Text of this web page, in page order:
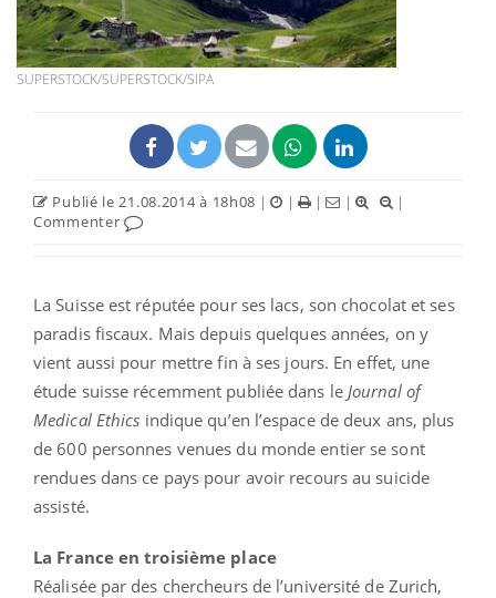
SUPERSTOCK/SUPERSTOCK/SIPA
Publié le 21.08.2014 à 18h08 | | | |
|
Commenter
La Suisse est réputée pour ses lacs, son chocolat et ses
paradis fiscaux. Mais depuis quelques années, on y
vient aussi pour mettre fin à ses jours. En effet, une
étude suisse récemment publiée dans le Journal of
Medical Ethics indique qu’en l’espace de deux ans, plus
de 600 personnes venues du monde entier se sont
rendues dans ce pays pour avoir recours au suicide
assisté.
La France en troisième place
Réalisée par des chercheurs de l’université de Zurich,